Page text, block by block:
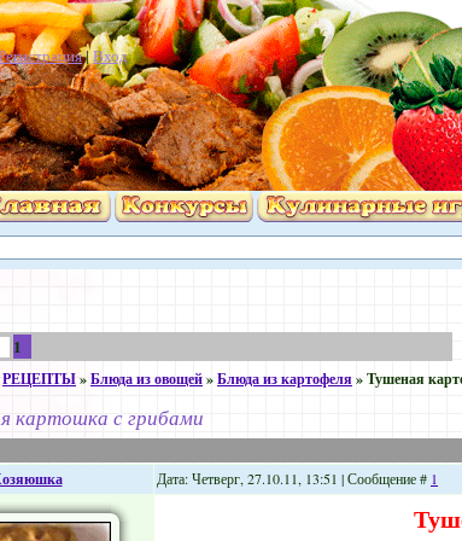
|Вход
1
РЕЦЕПТЫ»Блюда из овощей»Блюда из картофеля»Тушеная
картошка с грибами
Дата: Четверг, 27.10.11, 13:51 | Сообщение # 1